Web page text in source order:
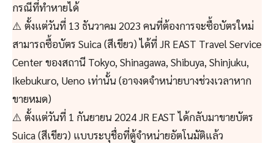
กรณีที่ทำหายได้
⚠️ ตั้งแต่วันที่ 13 ธันวาคม 2023 คนที่ต้องการจะซื้อบัตรใหม่
สามารถซื้อบัตร Suica (สีเขียว) ได้ที่ JR EAST Travel Service
Center ของสถานี Tokyo, Shinagawa, Shibuya, Shinjuku,
Ikebukuro, Ueno เท่านั้น (อาจงดจำหน่ายบางช่วงเวลาหาก
ขายหมด)
⚠️ ตั้งแต่วันที่ 1 กันยายน 2024 JR EAST ได้กลับมาขายบัตร
Suica (สีเขียว) แบบระบุชื่อที่ตู้จำหน่ายอัตโนมัติแล้ว